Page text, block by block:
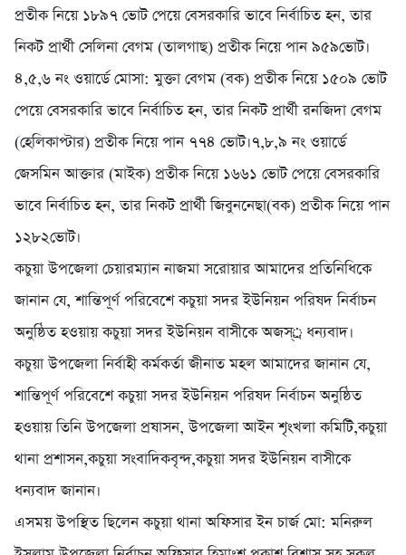
প্রতীক নিয়ে ১৮৯৭ ভোট পেয়ে বেসরকারি ভাবে নির্বাচিত হন, তার
নিকট প্রার্থী সেলিনা বেগম (তালগাছ) প্রতীক নিয়ে পান ৯৫৯ভোট।
৪,৫,৬ নং ওয়ার্ডে মোসা: মুক্তা বেগম (বক) প্রতীক নিয়ে ১৫০৯ ভোট
পেয়ে বেসরকারি ভাবে নির্বাচিত হন, তার নিকট প্রার্থী রনজিদা বেগম
(হেলিকাপ্টার) প্রতীক নিয়ে পান ৭৭৪ ভোট।৭,৮,৯ নং ওয়ার্ডে
জেসমিন আক্তার (মাইক) প্রতীক নিয়ে ১৬৬১ ভোট পেয়ে বেসরকারি
ভাবে নির্বাচিত হন, তার নিকট প্রার্থী জিবুননেছা(বক) প্রতীক নিয়ে পান
১২৮২ভোট।
কচুয়া উপজেলা চেয়ারম্যান নাজমা সরোয়ার আমাদের প্রতিনিধিকে
জানান যে, শান্তিপূর্ণ পরিবেশে কচুয়া সদর ইউনিয়ন পরিষদ নির্বাচন
অনুষ্ঠিত হওয়ায় কচুয়া সদর ইউনিয়ন বাসীকে অজস্্র ধন্যবাদ।
কচুয়া উপজেলা নির্বাহী কর্মকর্তা জীনাত মহল আমাদের জানান যে,
শান্তিপূর্ণ পরিবেশে কচুয়া সদর ইউনিয়ন পরিষদ নির্বাচন অনুষ্ঠিত
হওয়ায় তিনি উপজেলা প্রষাসন, উপজেলা আইন শৃংখলা কমিটি,কচুয়া
থানা প্রশাসন,কচুয়া সংবাদিকবৃন্দ,কচুয়া সদর ইউনিয়ন বাসীকে
ধন্যবাদ জানান।
এসময় উপস্থিত ছিলেন কচুয়া থানা অফিসার ইন চার্জ মো: মনিরুল